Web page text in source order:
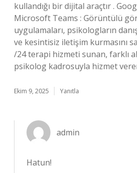
kullandığı bir dijital araçtır .
Microsoft Teams : Görüntülü
uygulamaları, psikologların
ve kesintisiz iletişim kurmasını
/24 terapi hizmeti sunan, farklı
psikolog kadrosuyla hizmet
Ekim 9, 2025 Yanıtla
admin
Hatun!